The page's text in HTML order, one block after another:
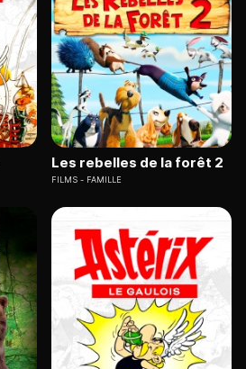
Les rebelles de la forêt 2
FILMS FAMILLE